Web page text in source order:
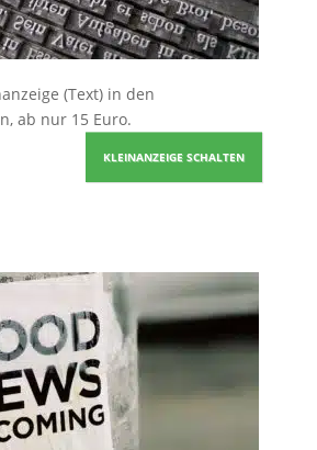
(Text) in den
ab nur 15 Euro.
KLEINANZEIGE SCHALTEN